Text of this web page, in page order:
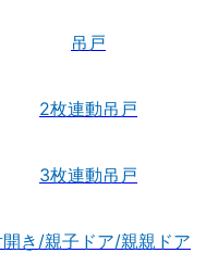
吊戸
2枚連動吊戸
3枚連動吊戸
開き/親子ドア/親親ドア